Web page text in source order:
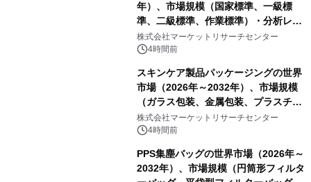
年）、市場規模（国家標準、一級標
準、二級標準、作業標準）・分析レポ
ートを発表
株式会社マーケットリサーチセンター
4時間前
スキンケア製品パッケージングの世界
市場（2026年～2032年）、市場規模
（ガラス包装、金属包装、プラスチッ
ク包装、その他）・分析レポートを発
表
株式会社マーケットリサーチセンター
4時間前
PPS集塵バッグの世界市場（2026年～
2032年）、市場規模（円筒形フィルタ